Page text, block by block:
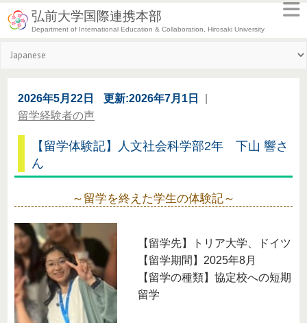
弘前大学国際連携本部
Department of International Education & Collaboration, Hirosaki University
2026年5月22日 更新:2026年7月1日
留学経験者の声
【留学体験記】⼈⽂社会科学部2年 下山 響さ
ん
～留学を終えた学生の体験記～
【留学先】トリア大学、ドイツ
【留学期間】2025年8月
【留学の種類】協定校への短期
留学